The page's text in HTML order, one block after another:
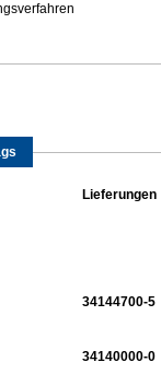
Lieferungen
34144700-5
34140000-0